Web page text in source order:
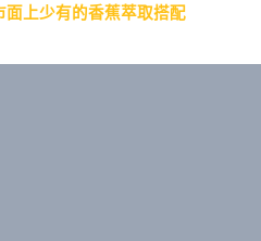
上少有的香蕉萃取搭配